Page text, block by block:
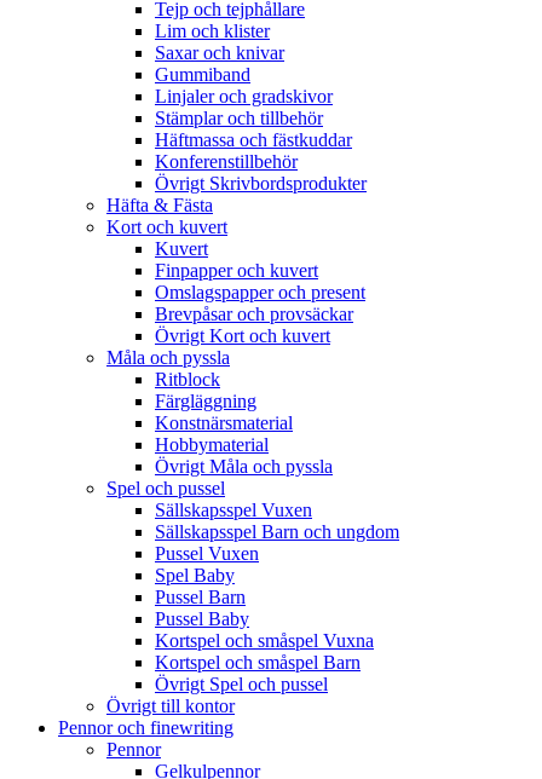
Tejp och tejphållare
Lim och klister
Saxar och knivar
Gummiband
Linjaler och gradskivor
Stämplar och tillbehör
Häftmassa och fästkuddar
Konferenstillbehör
Övrigt Skrivbordsprodukter
Häfta & Fästa
Kort och kuvert
Kuvert
Finpapper och kuvert
Omslagspapper och present
Brevpåsar och provsäckar
Övrigt Kort och kuvert
Måla och pyssla
Ritblock
Färgläggning
Konstnärsmaterial
Hobbymaterial
Övrigt Måla och pyssla
Spel och pussel
Sällskapsspel Vuxen
Sällskapsspel Barn och ungdom
Pussel Vuxen
Spel Baby
Pussel Barn
Pussel Baby
Kortspel och småspel Vuxna
Kortspel och småspel Barn
Övrigt Spel och pussel
Övrigt till kontor
Pennor och finewriting
Pennor
Gelkulpennor